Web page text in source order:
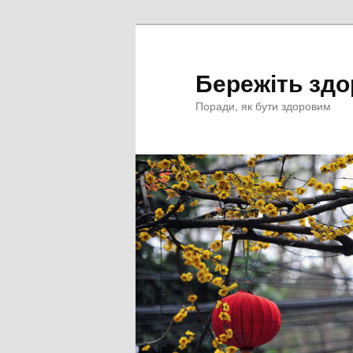
Бережіть
Поради, як бути здоровим